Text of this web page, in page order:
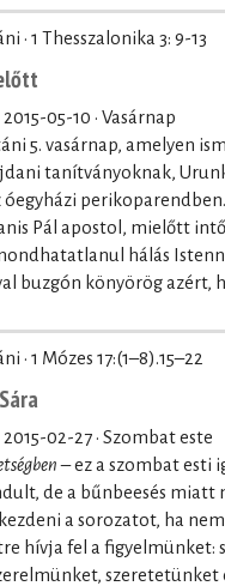
· 1 Thesszalonika 3: 9-13
2015-05-10 · Vasárnap
5. vasárnap, amelyen
tanítványoknak,
óegyházi
Pál apostol, mielőtt
hálás
buzgón könyörög azért,
· 1 Mózes 17:(1–8).15–22
2015-02-27· Szombat este
– ez a szombat esti
de a bűnbeesés miatt
a sorozatot, ha
hívja fel a figyelmünket:
szeretetünket